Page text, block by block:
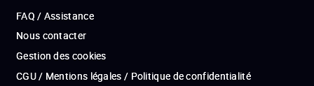
FAQ / Assistance
Nous contacter
Gestion des cookies
CGU / Mentions légales / Politique de confidentialité